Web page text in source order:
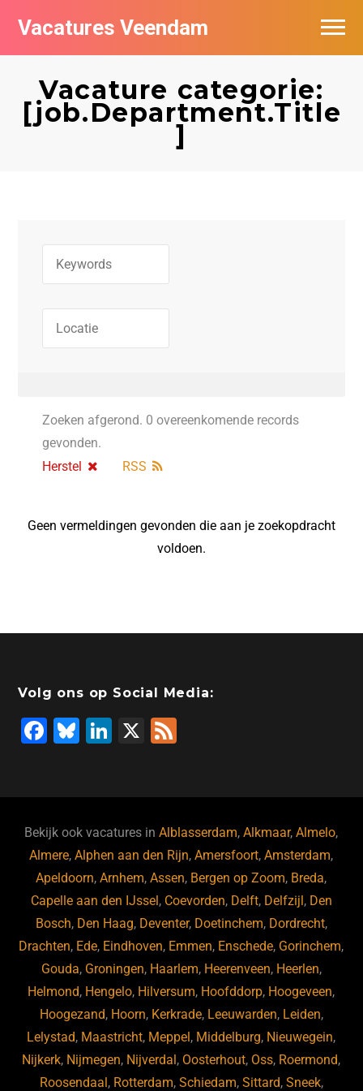
Vacatures Veendam
Vacature categorie:
[job.Department.Title
]
Zoeken afgerond. 0 overeenkomende records
gevonden.
Herstel
RSS
Geen vermeldingen gevonden die aan je zoekopdracht
voldoen.
Volg ons op Social Media:
F
b
o
o
k
Bl
ky
Li
dI
n
X
Bekijk ook vacatures inAlblasserdam,Alkmaar,Almelo,
Almere,Alphen aan den Rijn,Amersfoort,Amsterdam,
Apeldoorn,Arnhem,Assen, Bergen op Zoom, Breda,
Capelle aan den IJssel , Coevorden, Delft, Delfzijl , Den
Bosch, Den Haag, Deventer, Doetinchem, Dordrecht,
Drachten, Ede, Eindhoven, Emmen, Enschede, Gorinchem,
Gouda, Groningen, Haarlem, Heerenveen, Heerlen,
Helmond, Hengelo, Hilversum, Hoofddorp, Hoogeveen,
Hoogezand, Hoorn, Kerkrade, Leeuwarden, Leiden,
Lelystad, Maastricht, Meppel , Middelburg, Nieuwegein,
Nijkerk, Nijmegen, Nijverdal , Oosterhout, Oss, Roermond,
Roosendaal , Rotterdam, Schiedam, Sittard, Sneek,
Vacatures per bedrijf